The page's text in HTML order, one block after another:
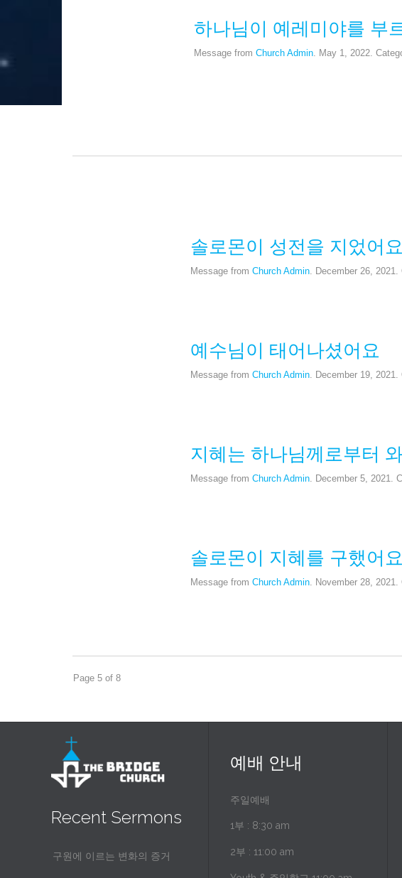
하나님이 예레미야를 부
Message from Church Admin . May 1, 2022.
솔로몬이 성전을 지었어요
Message from Church Admin . December 26,
예수님이 태어나셨어요
Message from Church Admin . December 19,
지혜는 하나님께로부터
Message from Church Admin . December 5, 2021.
솔로몬이 지혜를 구했어요
Message from Church Admin . November 28,
Page 5 of 8
Recent Sermons
구원에 이르는 변화의 증거
예배 안내
주일예배
1부 : 8:30 am
2부 : 11:00 am